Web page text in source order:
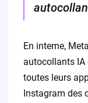
En interne,
autocollants IA
toutes leurs
Instagram des